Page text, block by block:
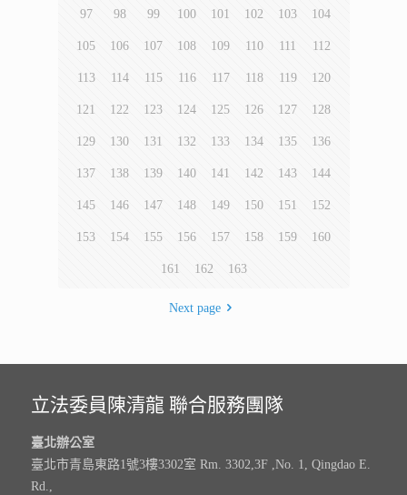
97 98 99 100 101 102 103 104
105 106 107 108 109 110 111 112
113 114 115 116 117 118 119 120
121 122 123 124 125 126 127 128
129 130 131 132 133 134 135 136
137 138 139 140 141 142 143 144
145 146 147 148 149 150 151 152
153 154 155 156 157 158 159 160
161 162 163
Next page
立法委員陳清龍 聯合服務團隊
臺北辦公室
臺北市青島東路1號3樓3302室 Rm. 3302,3F ,No. 1, Qingdao E.
Rd.,